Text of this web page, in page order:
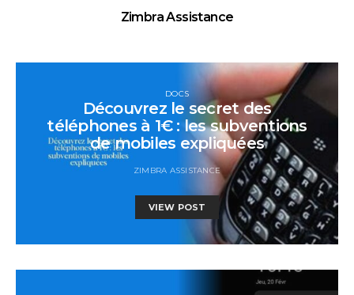
Zimbra Assistance
DOCS
Découvrez le secret des
téléphones à 1€ : les subventions
de mobiles expliquées
ZIMBRA ASSISTANCE
VIEW POST